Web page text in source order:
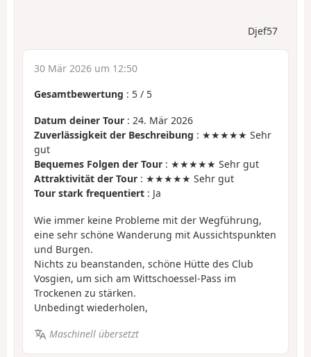
Djef57
30 Mär 2026 um 12:50
Gesamtbewertung : 5 / 5
Datum deiner Tour : 24. Mär 2026
Zuverlässigkeit der Beschreibung : ★★★★★ Sehr
gut
Bequemes Folgen der Tour : ★★★★★ Sehr gut
Attraktivität der Tour : ★★★★★ Sehr gut
Tour stark frequentiert : Ja
Wie immer keine Probleme mit der Wegführung,
eine sehr schöne Wanderung mit Aussichtspunkten
und Burgen.
Nichts zu beanstanden, schöne Hütte des Club
Vosgien, um sich am Wittschoessel-Pass im
Trockenen zu stärken.
Unbedingt wiederholen,
Maschinell übersetzt